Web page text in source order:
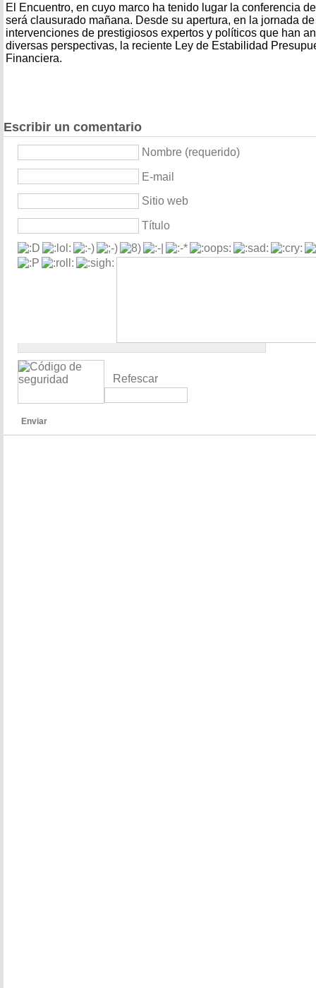
El Encuentro, en cuyo marco ha tenido lugar la conferencia
será clausurado mañana. Desde su apertura, en la jornada
intervenciones de prestigiosos expertos y políticos que han
diversas perspectivas, la reciente Ley de Estabilidad
Financiera.
Escribir un comentario
Nombre (requerido)
E-mail
Sitio web
Título
Refescar
Enviar